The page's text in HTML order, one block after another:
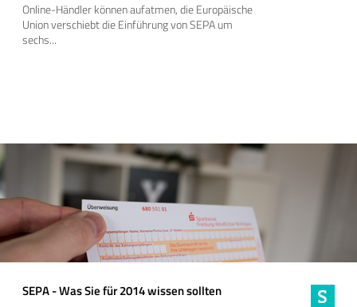
Online-Händler können aufatmen, die Europäische
Union verschiebt die Einführung von SEPA um
sechs...
SEPA - Was Sie für 2014 wissen sollten